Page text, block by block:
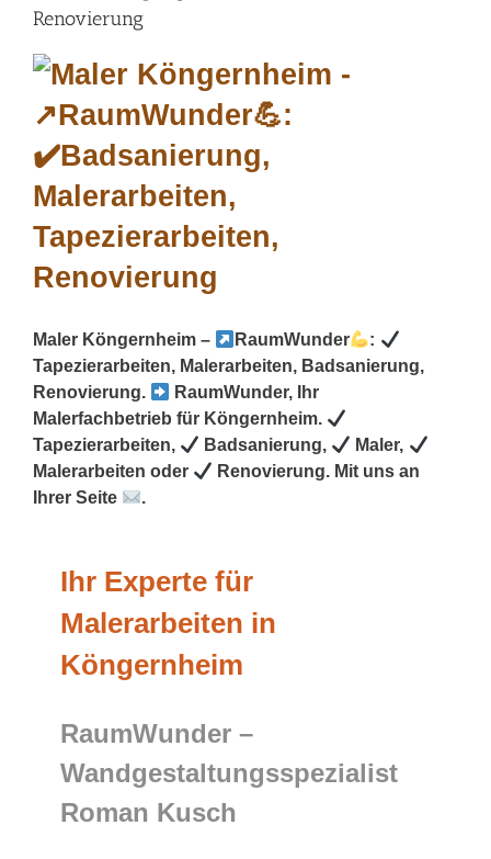
Renovierung
Maler Köngernheim – RaumWunder
:
Tapezierarbeiten, Malerarbeiten, Badsanierung,
Renovierung.
RaumWunder, Ihr
Malerfachbetrieb für Köngernheim.
Tapezierarbeiten,
Badsanierung,
Maler,
Malerarbeiten oder
Renovierung. Mit uns an
Ihrer Seite
.
Ihr Experte für
Malerarbeiten in
Köngernheim
RaumWunder –
Wandgestaltungsspezialist
Roman Kusch